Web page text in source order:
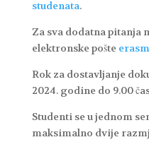
studenata.
Za sva dodatna pitanja
elektronske pošte
Rok za dostavljanje
2024. godine do 9.00
Studenti se u jednom
maksimalno dvije